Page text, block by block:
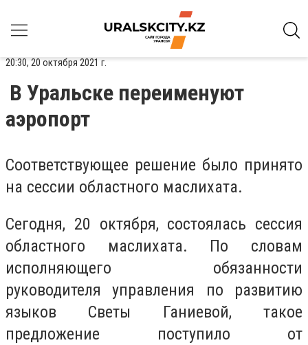
20:30, 20 октября 2021 г.
В Уральске переименуют
аэропорт
Соответствующее решение было принято
на сессии областного маслихата.
Сегодня, 20 октября, состоялась сессия
областного маслихата. По словам
исполняющего обязанности
руководителя управления по развитию
языков Светы Ганиевой, такое
предложение поступило от